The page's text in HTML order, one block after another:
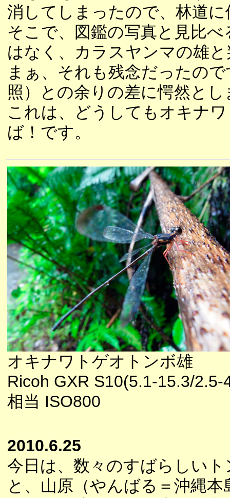
消してしまったので、林道
そこで、図鑑の写真と見比
はなく、カラスヤンマの雄
まぁ、それも残念だったの
照）との余りの差に愕然とし
これは、どうしてもオキナ
ば！です。
オキナワトゲオトンボ雄
Ricoh GXR S10(5.1-15.3/2.5-
相当 ISO800
2010.6.25
今日は、数々のすばらしい
と、山原（やんばる＝沖縄